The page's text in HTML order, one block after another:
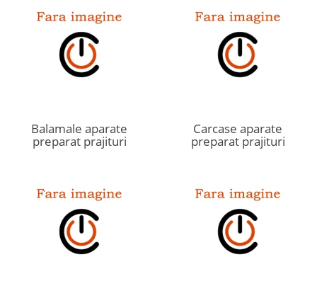
Balamale aparate
preparat prajituri
Carcase aparate
preparat prajituri